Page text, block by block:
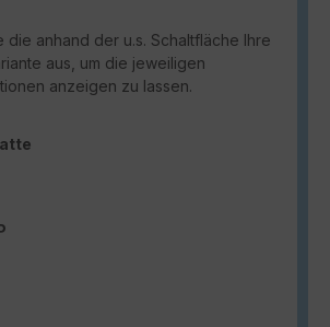
die anhand der u.s. Schaltfläche Ihre
aus, um die jeweiligen
anzeigen zu lassen.